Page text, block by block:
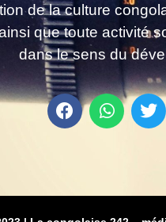
de la culture
que toute activité
dans le sens du